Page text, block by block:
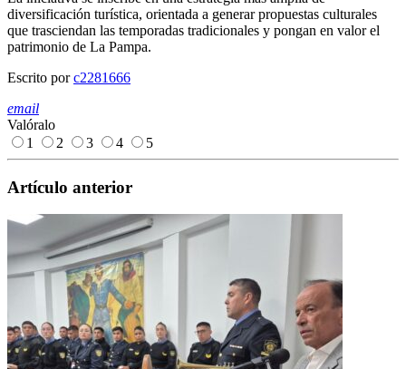
diversificación turística, orientada a generar propuestas culturales
que trasciendan las temporadas tradicionales y pongan en valor el
patrimonio de La Pampa.
Escrito porc2281666
email
Valóralo
1
2 3 4 5
Artículo anterior